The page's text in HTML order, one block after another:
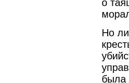
о
Но
была